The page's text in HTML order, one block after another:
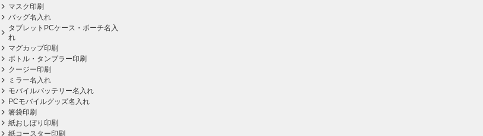
マスク印刷
バッグ名入れ
タブレットPCケース・ポーチ名入
れ
マグカップ印刷
ボトル・タンブラー印刷
クージー印刷
ミラー名入れ
モバイルバッテリー名入れ
PCモバイルグッズ名入れ
箸袋印刷
紙おしぼり印刷
紙コースター印刷